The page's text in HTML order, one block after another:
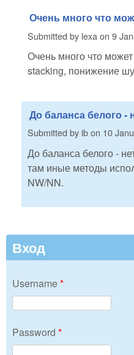
Очень много что
Submitted by lexa on 9
Очень много что
stacking, понижение
До баланса белого -
Submitted byibon 10
До баланса белого -
там иные методы
NW/NN.
Вход
Username*
Password *